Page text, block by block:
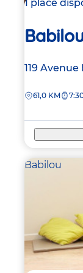
1 place
Adresse
la
119
DISTANCE
61,0 KM
Babilou